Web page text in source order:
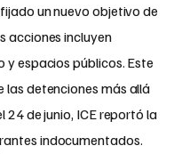
un nuevo objetivo de
acciones incluyen
espacios públicos. Este
las detenciones más allá
de junio, ICE reportó la
indocumentados.